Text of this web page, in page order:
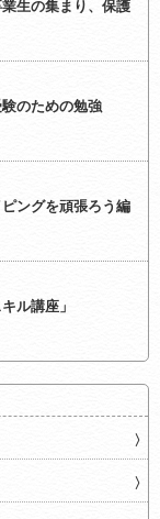
生の集まり、保護
のための勉強
ングを頑張ろう編
ル講座」